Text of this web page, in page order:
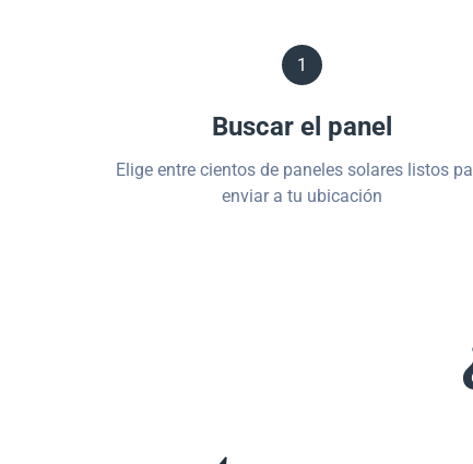
1
Buscar el panel
Elige entre cientos de paneles solares listos
enviar a tu ubicación